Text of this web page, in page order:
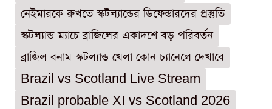
নেইমারকে রুখতে স্কটল্যান্ডের ডিফেন্ডারদের প্রস্তুতি
স্কটল্যান্ড ম্যাচে ব্রাজিলের একাদশে বড় পরিবর্তন
ব্রাজিল বনাম স্কটল্যান্ড খেলা কোন চ্যানেলে দেখাবে
Brazil vs Scotland Live Stream
Brazil probable XI vs Scotland 2026